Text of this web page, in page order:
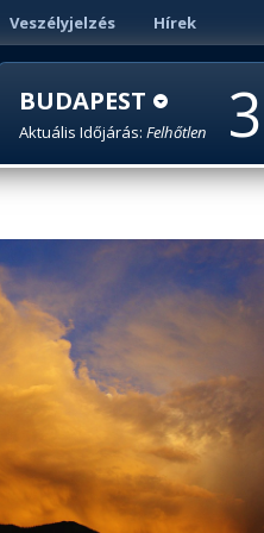
Veszélyjelzés Hírek
BUDAPEST
Aktuális Időjárás: Felhőtlen